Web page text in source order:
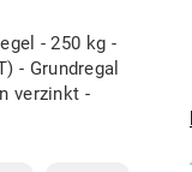
- 250 kg -
- Grundregal
verzinkt -